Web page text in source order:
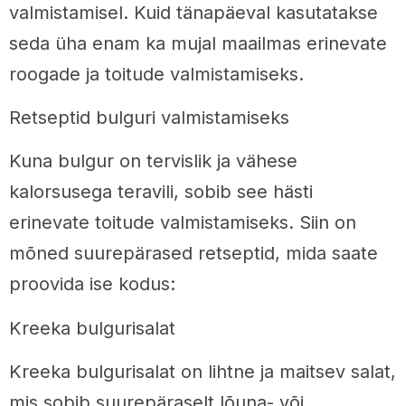
valmistamisel. Kuid tänapäeval kasutatakse
seda üha enam ka mujal maailmas erinevate
roogade ja toitude valmistamiseks.
Retseptid bulguri valmistamiseks
Kuna bulgur on tervislik ja vähese
kalorsusega teravili, sobib see hästi
erinevate toitude valmistamiseks. Siin on
mõned suurepärased retseptid, mida saate
proovida ise kodus:
Kreeka bulgurisalat
Kreeka bulgurisalat on lihtne ja maitsev salat,